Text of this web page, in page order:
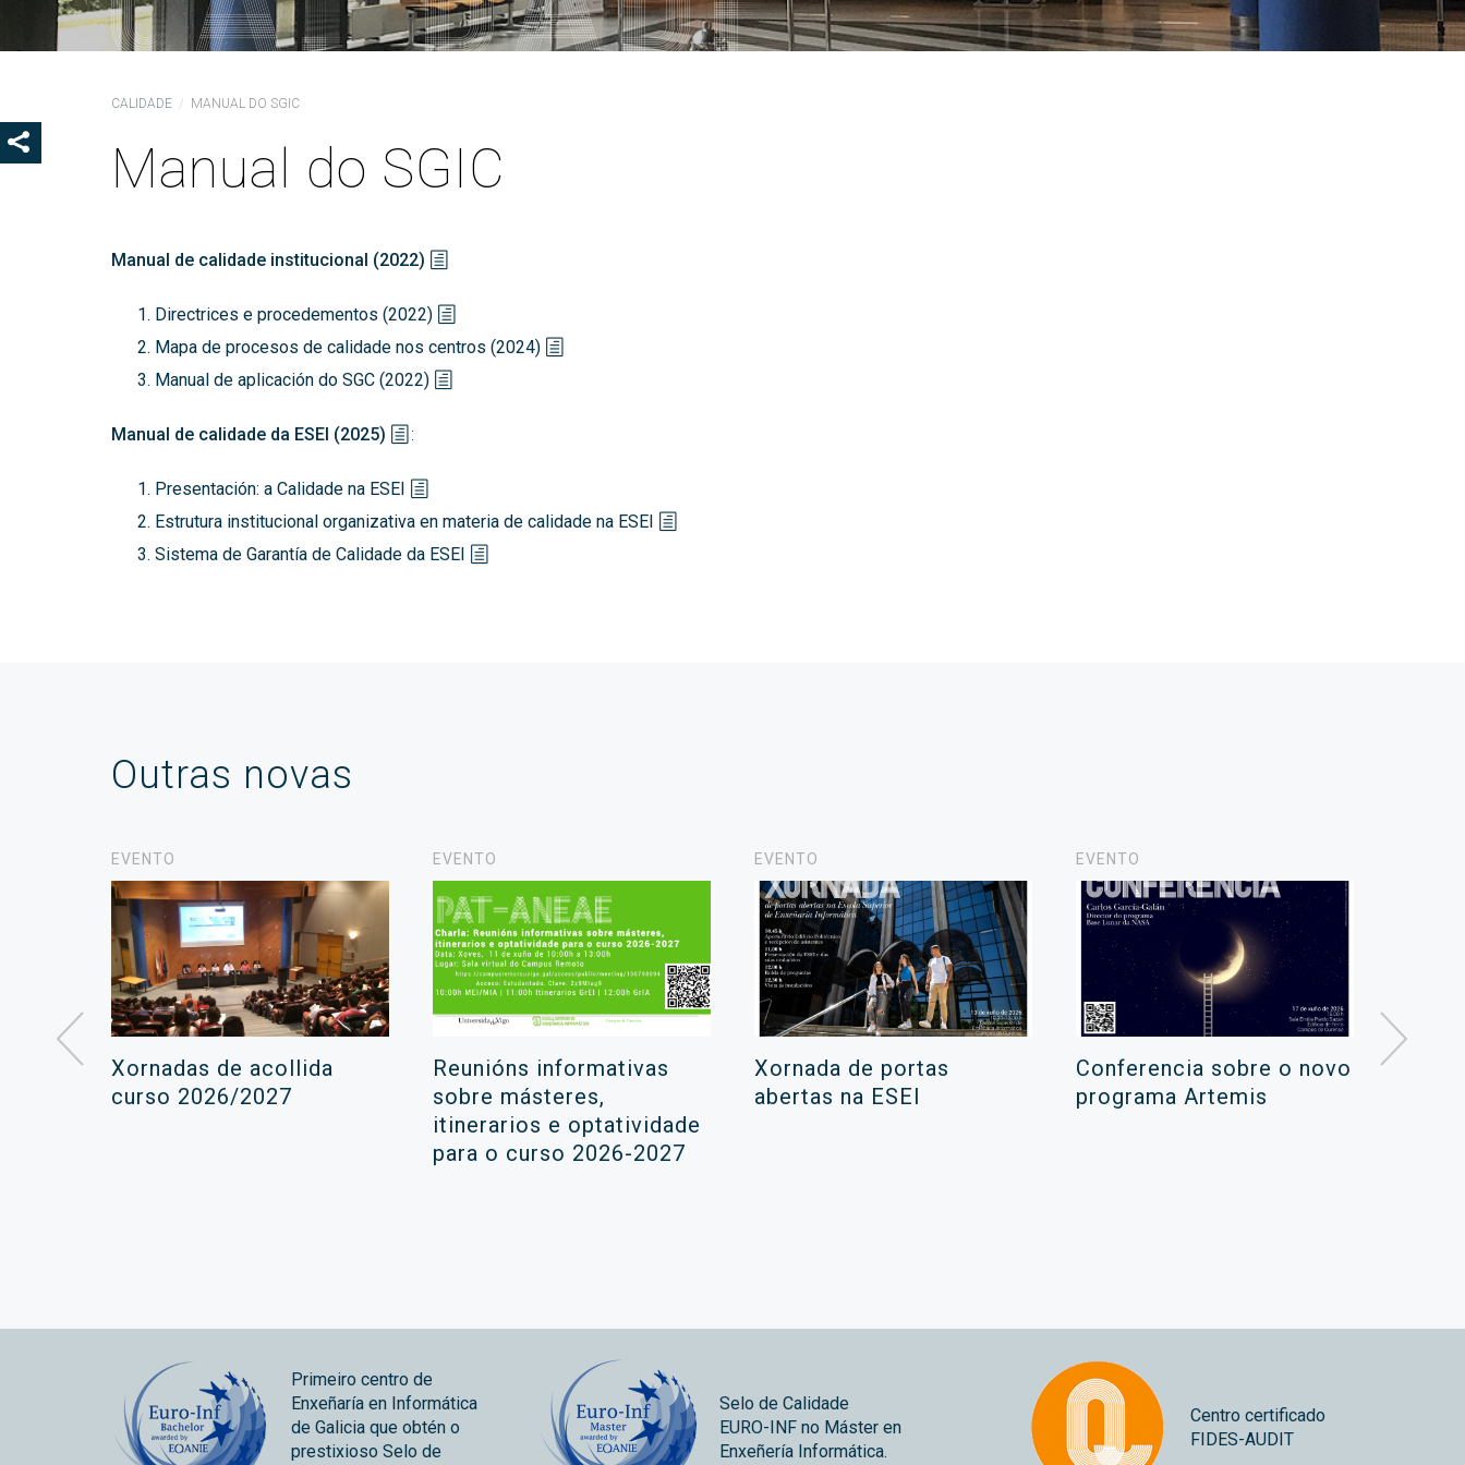
Coordinación
Delegación de Alumnos
CODDII
Colexios profesionais
extracurriculares
Prácticas en empresa
PARS Grao e Máster en
Enxeñaría Informática
títulos
Recoñecementos de calidade
CALIDADE MANUAL DO SGIC
Manual do SGIC
Manual de calidade institucional (2022)
Directrices e procedementos (2022)
Mapa de procesos de calidade nos centros (2024)
Manual de aplicación do SGC (2022)
Manual de calidade da ESEI (2025) :
Presentación: a Calidade na ESEI
Estrutura institucional organizativa en materia de calidade na ESEI
Sistema de Garantía de Calidade da ESEI
Outras novas
EVENTO
Xornadas de acollida
curso 2026/2027
EVENTO
Reunións informativas
sobre másteres,
itinerarios e optatividade
para o curso 2026-2027
EVENTO
Xornada de portas
abertas na ESEI
EVENTO
Conferencia sobre o novo
programa Artemis
Primeiro centro de
Enxeñaría en Informática
de Galicia que obtén o
prestixioso Selo de
Selo de Calidade
EURO-INF no Máster en
Enxeñería Informática.
Centro certificado
FIDES-AUDIT
MOSTRAR OS BOTÓNS DE COMPARTIR